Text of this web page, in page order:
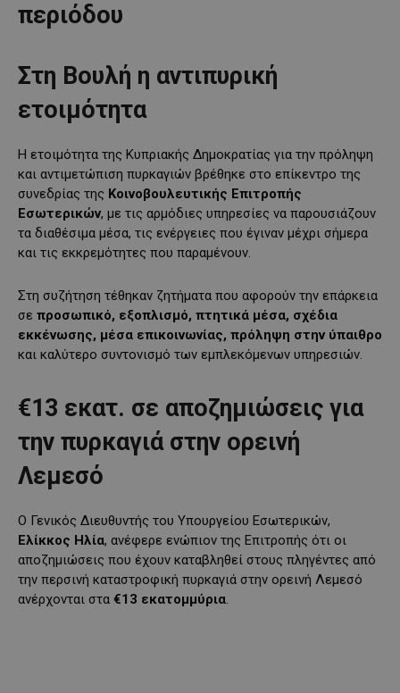
περιόδου
Στη Βουλή η αντιπυρική
ετοιμότητα
Η ετοιμότητα της Κυπριακής Δημοκρατίας για την πρόληψη
και αντιμετώπιση πυρκαγιών βρέθηκε στο επίκεντρο της
συνεδρίας της Κοινοβουλευτικής Επιτροπής
Εσωτερικών, με τις αρμόδιες υπηρεσίες να παρουσιάζουν
τα διαθέσιμα μέσα, τις ενέργειες που έγιναν μέχρι σήμερα
και τις εκκρεμότητες που παραμένουν.
Στη συζήτηση τέθηκαν ζητήματα που αφορούν την επάρκεια
σε προσωπικό, εξοπλισμό, πτητικά μέσα, σχέδια
εκκένωσης, μέσα επικοινωνίας, πρόληψη στην ύπαιθρο
και καλύτερο συντονισμό των εμπλεκόμενων υπηρεσιών.
€13 εκατ. σε αποζημιώσεις για
την πυρκαγιά στην ορεινή
Λεμεσό
Ο Γενικός Διευθυντής του Υπουργείου Εσωτερικών,
Ελίκκος Ηλία, ανέφερε ενώπιον της Επιτροπής ότι οι
αποζημιώσεις που έχουν καταβληθεί στους πληγέντες από
την περσινή καταστροφική πυρκαγιά στην ορεινή Λεμεσό
ανέρχονται στα €13 εκατομμύρια.